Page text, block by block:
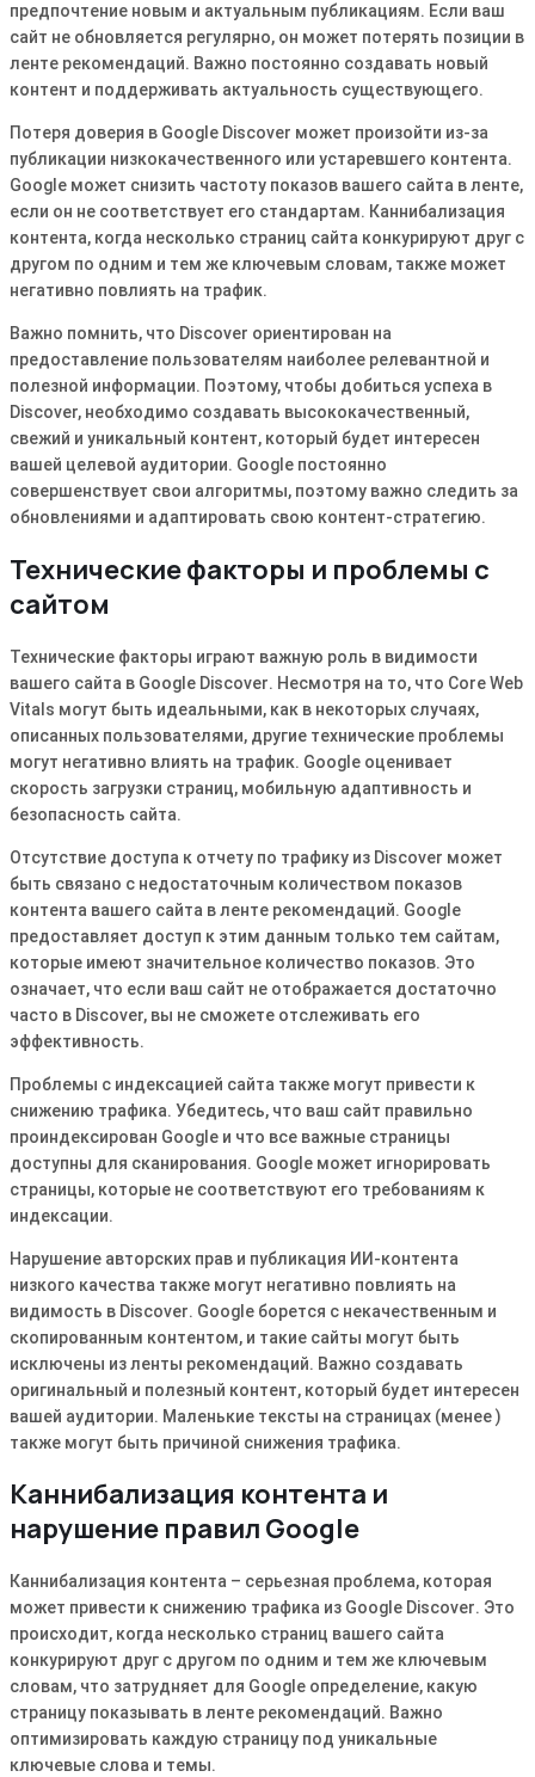
предпочтение новым и актуальным публикациям․ Если ваш
сайт не обновляется регулярно, он может потерять позиции в
ленте рекомендаций․ Важно постоянно создавать новый
контент и поддерживать актуальность существующего․
Потеря доверия в Google Discover может произойти из-за
публикации низкокачественного или устаревшего контента․
Google может снизить частоту показов вашего сайта в ленте,
если он не соответствует его стандартам․ Каннибализация
контента, когда несколько страниц сайта конкурируют друг с
другом по одним и тем же ключевым словам, также может
негативно повлиять на трафик․
Важно помнить, что Discover ориентирован на
предоставление пользователям наиболее релевантной и
полезной информации․ Поэтому, чтобы добиться успеха в
Discover, необходимо создавать высококачественный,
свежий и уникальный контент, который будет интересен
вашей целевой аудитории․ Google постоянно
совершенствует свои алгоритмы, поэтому важно следить за
обновлениями и адаптировать свою контент-стратегию․
Технические факторы и проблемы с
сайтом
Технические факторы играют важную роль в видимости
вашего сайта в Google Discover․ Несмотря на то, что Core Web
Vitals могут быть идеальными, как в некоторых случаях,
описанных пользователями, другие технические проблемы
могут негативно влиять на трафик․ Google оценивает
скорость загрузки страниц, мобильную адаптивность и
безопасность сайта․
Отсутствие доступа к отчету по трафику из Discover может
быть связано с недостаточным количеством показов
контента вашего сайта в ленте рекомендаций․ Google
предоставляет доступ к этим данным только тем сайтам,
которые имеют значительное количество показов․ Это
означает, что если ваш сайт не отображается достаточно
часто в Discover, вы не сможете отслеживать его
эффективность․
Проблемы с индексацией сайта также могут привести к
снижению трафика․ Убедитесь, что ваш сайт правильно
проиндексирован Google и что все важные страницы
доступны для сканирования․ Google может игнорировать
страницы, которые не соответствуют его требованиям к
индексации․
Нарушение авторских прав и публикация ИИ-контента
низкого качества также могут негативно повлиять на
видимость в Discover․ Google борется с некачественным и
скопированным контентом, и такие сайты могут быть
исключены из ленты рекомендаций․ Важно создавать
оригинальный и полезный контент, который будет интересен
вашей аудитории․ Маленькие тексты на страницах (менее )
также могут быть причиной снижения трафика․
Каннибализация контента и
нарушение правил Google
Каннибализация контента – серьезная проблема, которая
может привести к снижению трафика из Google Discover․ Это
происходит, когда несколько страниц вашего сайта
конкурируют друг с другом по одним и тем же ключевым
словам, что затрудняет для Google определение, какую
страницу показывать в ленте рекомендаций․ Важно
оптимизировать каждую страницу под уникальные
ключевые слова и темы․